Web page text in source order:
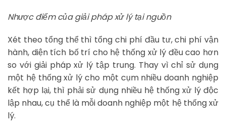
Nhược điểm của giải pháp xử lý tại nguồn
Xét theo tổng thể thì tổng chi phí đầu tư, chi phí vận
hành, diện tích bố trí cho hệ thống xử lý đều cao hơn
so với giải pháp xử lý tập trung. Thay vì chỉ sử dụng
một hệ thống xử lý cho một cụm nhiều doanh nghiệp
kết hợp lại, thì phải sử dụng nhiều hệ thống xử lý độc
lập nhau, cụ thể là mỗi doanh nghiệp một hệ thống xử
lý.